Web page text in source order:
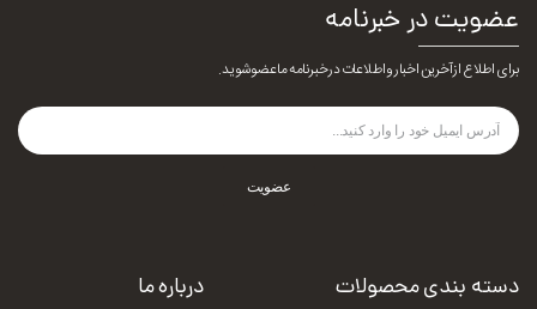
دسته بندی محصولات درباره ما
عضویت در خبرنامه
برای اطلاع از آخرین اخبار و اطلاعات در خبرنامه ما عضو شوید.
عضویت